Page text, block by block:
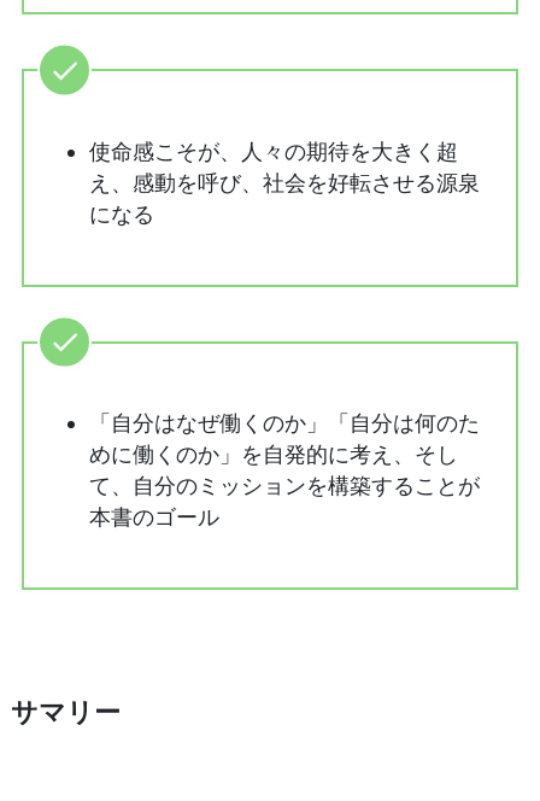
使命感こそが、人々の期待を大きく超
え、感動を呼び、社会を好転させる源泉
になる
「自分はなぜ働くのか」「自分は何のた
めに働くのか」を自発的に考え、そし
て、自分のミッションを構築することが
本書のゴール
サマリー